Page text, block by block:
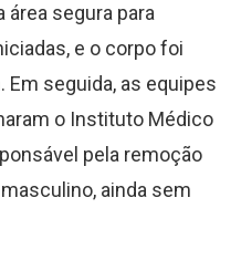
segura para
e o corpo foi
Em seguida, as equipes
o Instituto Médico
pela remoção
ainda sem